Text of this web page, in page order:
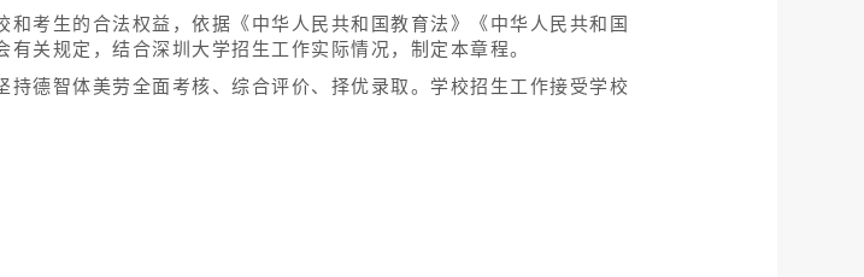
考生的合法权益，依据《中华人民共和国教育法》《中华人民共和国
关规定，结合深圳大学招生工作实际情况，制定本章程。
德智体美劳全面考核、综合评价、择优录取。学校招生工作接受学校